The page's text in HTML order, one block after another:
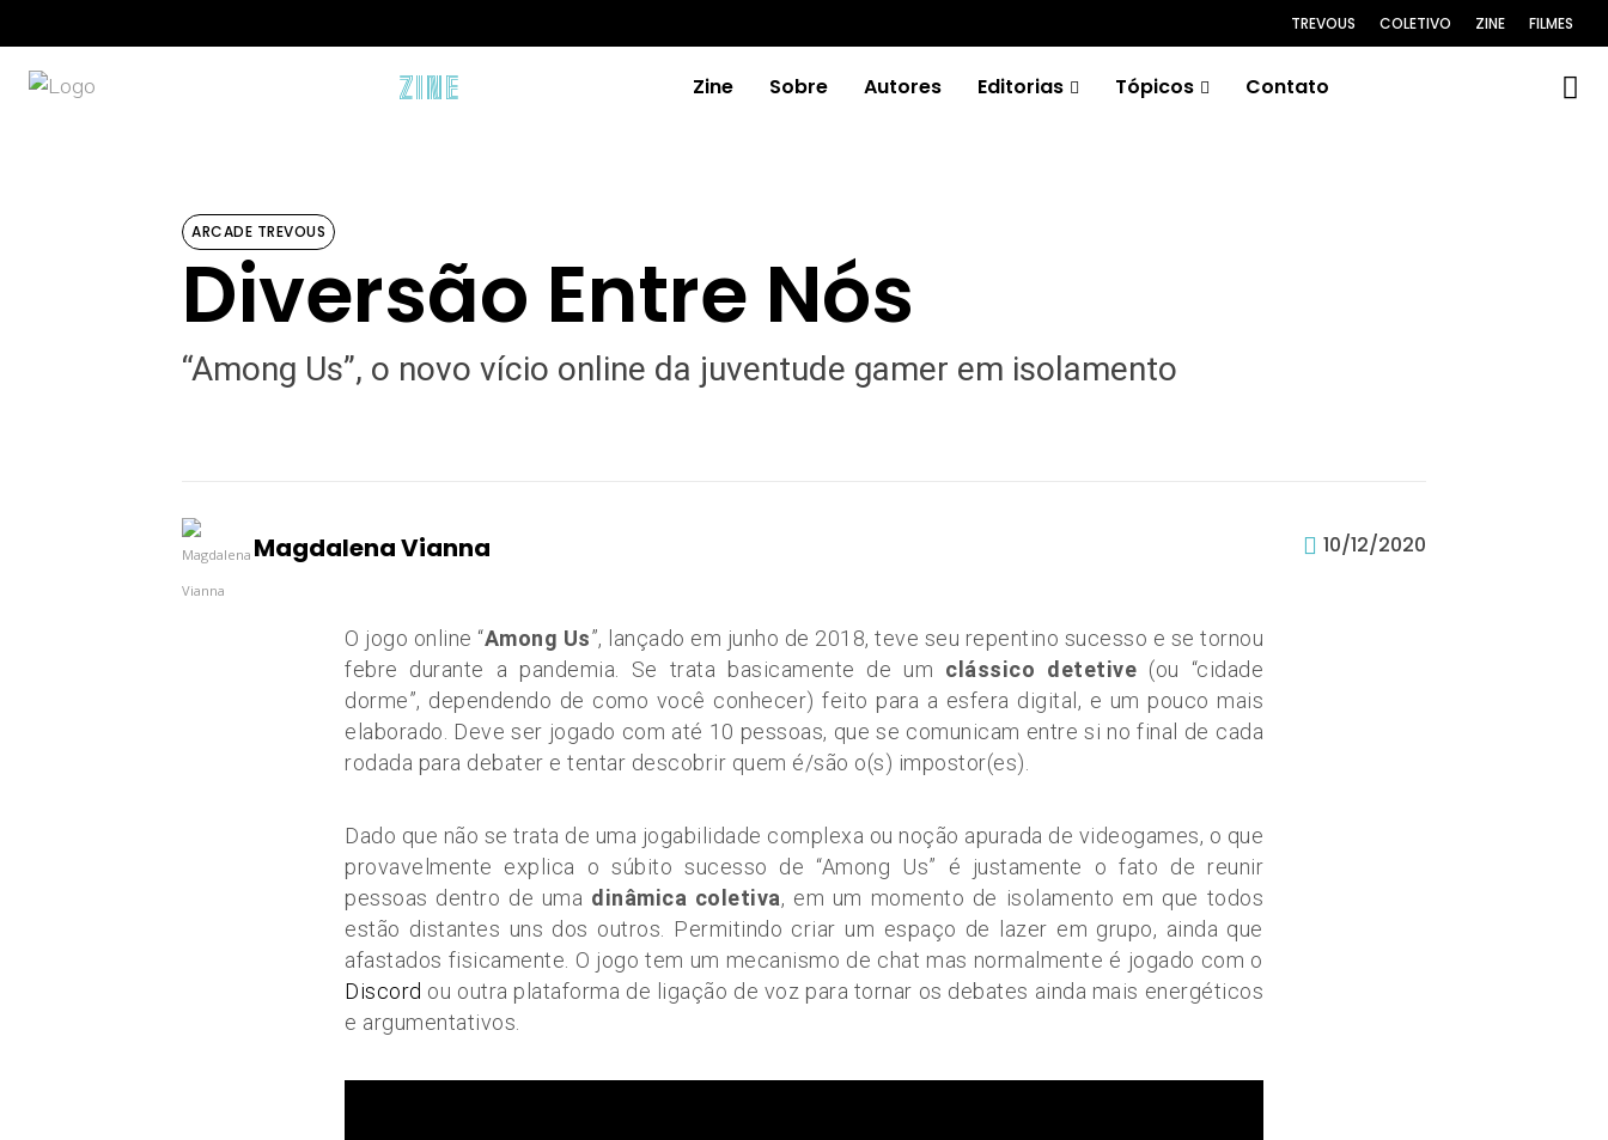
TREVOUS COLETIVO ZINE FILMES
ZINE Zine Sobre Autores Editorias Tópicos Contato
ARCADE TREVOUS
Diversão Entre Nós
“Among Us”, o novo vício online da juventude gamer em isolamento
Magdalena Vianna 10/12/2020
O jogo online “Among Us”, lançado em junho de 2018, teve seu repentino sucesso e se tornou
febre durante a pandemia. Se trata basicamente de um clássico detetive (ou “cidade
dorme”, dependendo de como você conhecer) feito para a esfera digital, e um pouco mais
elaborado. Deve ser jogado com até 10 pessoas, que se comunicam entre si no final de cada
rodada para debater e tentar descobrir quem é/são o(s) impostor(es).
Dado que não se trata de uma jogabilidade complexa ou noção apurada de videogames, o que
provavelmente explica o súbito sucesso de “Among Us” é justamente o fato de reunir
pessoas dentro de uma dinâmica coletiva, em um momento de isolamento em que todos
estão distantes uns dos outros. Permitindo criar um espaço de lazer em grupo, ainda que
afastados fisicamente. O jogo tem um mecanismo de chat mas normalmente é jogado com o
Discord ou outra plataforma de ligação de voz para tornar os debates ainda mais energéticos
e argumentativos.